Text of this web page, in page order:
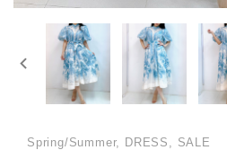
Spring/Summer, DRESS, SALE